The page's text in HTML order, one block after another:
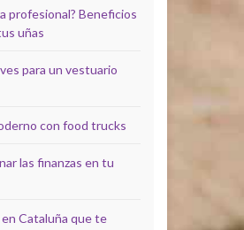
profesional? Beneficios
uñas
para un vestuario
con food trucks
las finanzas en tu
en Cataluña que te